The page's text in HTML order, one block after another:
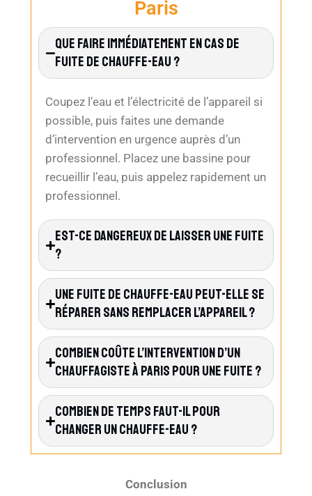
Paris
Que Faire Immédiatement En Cas De
Fuite De Chauffe-Eau ?
Coupez l’eau et l’électricité de l’appareil si
possible, puis faites une demande
d’intervention en urgence auprès d’un
professionnel. Placez une bassine pour
recueillir l’eau, puis appelez rapidement un
professionnel.
Est-Ce Dangereux De Laisser Une Fuite
?
Une Fuite De Chauffe-Eau Peut-Elle Se
Réparer Sans Remplacer L’appareil ?
Combien Coûte L’intervention D’un
Chauffagiste À Paris Pour Une Fuite ?
Combien De Temps Faut-Il Pour
Changer Un Chauffe-Eau ?
Conclusion